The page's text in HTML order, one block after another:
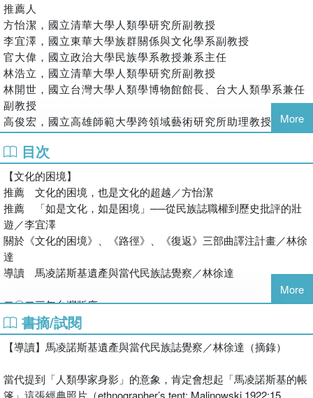
【文化的困境】
1977年秋天，美國波士頓聯邦法庭，一群住在梅斯皮「鱈魚角的印
第安城鎮」的萬帕諾格（Wampanoag）印第安人後裔，為了拾回
祖先失去的土地，被要求在法庭上證明他們的族群身分。這群在現
代被標記為麻州公民的美國原住民，被要求證明他們的部落自17世
紀起便已存在，並持續生活在這塊土地上。然而，這群印第安人的
生活早已與普利茅斯港上岸的英國清教徒、麻州說著當地方言的居
民，甚至其他美國原住民混合，產生極大的改變。
20世紀這群站在法庭上的原住民，是否仍是17世紀同樣的印第安
人？或者我們該問的是，當涉及權利／力時，究竟該如何表達、或
是突顯所謂的族群特徵？
1930年代，在倫敦政經學院人類學系系主任馬凌諾斯基的主導下，
建制了這門學科自身知識體系的實踐方式。自此之後，所有人類學
研究者都被要求經過「田野工作」這種儀式般洗禮方能獲得專業上
的肯認：人類學家抱持文化相對主義立場「置身田野現場」，從而
獲得「在地者觀點」的發言人身分，闡述一個深信未受其他文明汙
染的部落本眞性以及後續的「拯救」任務。
然而，這種研究方式也同時反映了這門學科始終存在的憂慮：面對
科學有效性指標的擔憂，以及它與殖民主義的糾葛在倫理道德上的
芥蒂。
誰擁有替一個族群發聲的權力？
什麼是一個文化的「本真性」？
原民藝術、博物館收藏與歷史。除了《文化的困境》、《路
徑》、《復返》三部曲，尚著有：Person and Myth: Maurice
Leenhardt in the Melanesian World（1982）、On the
Edges of Anthropology（2003），並與馬庫斯（George
Marcus）合編Writing Culture: The Poetics and Politics of
Ethnography（1986）。
譯者簡介
王宏仁
德國杜賓根大學政治學博士，現為國立成功大學政治學系專任
教授。研究領域為國際關係理論、國際安全（亞太安全）、全
球治理與國際秩序、兩岸關係、中國外交政策。
林徐達
美國普林斯頓大學人類學博士，現為國立東華大學族群關係與
文化學系教授。研究領域為詮釋人類學、人類學理論與民族誌
批判、當代文化研究、臨床醫療人類學。著有《詮釋人類學：
民族誌閱讀與書寫的交互評註》（2015）、《在奇幻地：精神
臉書專頁：詮釋鬼打牆
梁永安
國立台灣大學人類學學士、哲學碩士，專職譯者。譯有《愛的
藝術》、《人類破壞性的剖析》、《拜占庭帝國》、《心靈的
棲地：愛德華．薩依德傳》、《文化與抵抗》、《啟蒙運
動》、《現代主義》等書。
推薦人
方怡潔，國立清華大學人類學研究所副教授
李宜澤，國立東華大學族群關係與文化學系副教授
官大偉，國立政治大學民族學系教授兼系主任
林浩立，國立清華大學人類學研究所副教授
林開世，國立台灣大學人類學博物館館長、台大人類學系兼任
副教授
高俊宏，國立高雄師範大學跨領域藝術研究所助理教授
蔡晏霖，國立陽明交通大學人文社會學系副教授
龔卓軍，國立台南藝術大學藝術創作理論研究所教授
洪廣冀，國立台灣大學地理環境資源系副教授
李時雍，《復魅：臺灣後殖民書寫的野蠻與文明》作者
編完掀起人類學後現代批判風潮的《書寫文化》後，克里弗德
緊接著出版了《文化的困境》，不僅延續對民族誌的反省，更
涉足藝術、博物館、原住民等領域，至今在評論展示或剖析身
分政治時仍廣被引用，文化研究經典著作的地位無庸置疑。
──林浩立，國立清華大學人類學研究所副教授
《文化的困境》是克里弗德著名三部曲中的第一本，也是其中
探索主題最多面向，理論見解最具創意的一本論文集。我們可
以在本書中看到他的知識遊歷是如何開始，也看到他如何透過
一個個精采的文化展演例證，不斷地質疑、暴露當代的各種原
毯，讓我們難以保持平衡。──林開世，國立台灣大學人類學
More
目次
【文化的困境】
推薦 文化的困境，也是文化的超越／方怡潔
推薦 「如是文化，如是困境」──從民族誌職權到歷史批評的壯
遊／李宜澤
關於《文化的困境》、《路徑》、《復返》三部曲譯注計畫／林徐
達
導讀 馬凌諾斯基遺產與當代民族誌覺察／林徐達
二〇二三年台灣版序
致謝
圖片說明
More
書摘/試閱
【導讀】馬凌諾斯基遺產與當代民族誌覺察／林徐達（摘錄）
當代提到「人類學家身影」的意象，肯定會想起「馬凌諾斯基的帳
篷」這張經典照片（ethnographer’s tent; Malinowski 1922:15,